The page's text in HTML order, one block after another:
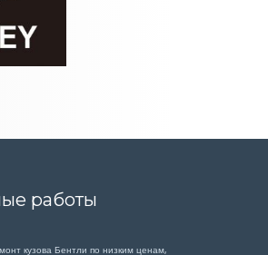
работы
кузова Бентли по низким ценам,